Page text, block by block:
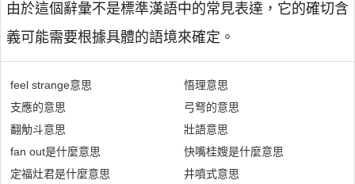
由於這個辭彙不是標準漢語中的常見表達，它的確切含
義可能需要根據具體的語境來確定。
feel strange意思
支應的意思
翻觔斗意思
fan out是什麼意思
定福灶君是什麼意思
悟理意思
弓弩的意思
壯語意思
快嘴桂嫂是什麼意思
井噴式意思